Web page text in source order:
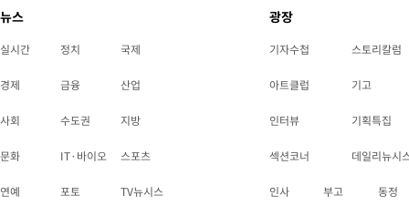
뉴스
실시간 정치 국제
경제 금융 산업
사회 수도권 지방
문화 IT·바이오 스포츠
연예 포토 TV뉴시스
광장
기자수첩 스토리칼럼
아트클럽 기고
인터뷰 기획특집
섹션코너 데일리뉴시
인사 부고 동정